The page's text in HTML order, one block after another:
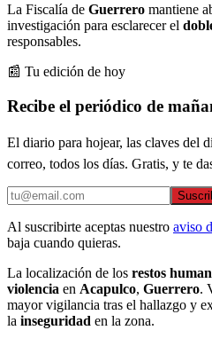
La Fiscalía de Guerrero mantiene
investigación para esclarecer el
responsables.
📰 Tu edición de hoy
Recibe el periódico de
El diario para hojear, las claves del
correo, todos los días. Gratis, y te
Al suscribirte aceptas nuestro aviso
baja cuando quieras.
La localización de los restos
violencia en Acapulco, Guerrero.
mayor vigilancia tras el hallazgo y
la inseguridad en la zona.